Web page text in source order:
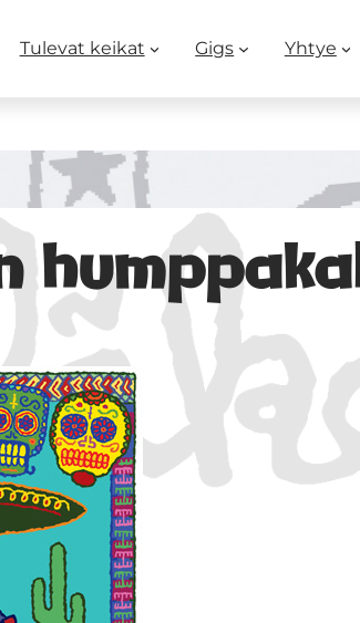
Tulevat keikat Gigs Yhtye